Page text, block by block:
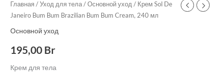
Главная /Уход для тела /Основной уход / Крем Sol De
Janeiro Bum Bum Brazilian Bum Bum Cream, 240 мл
Основной уход
195,00 Br
Крем для тела